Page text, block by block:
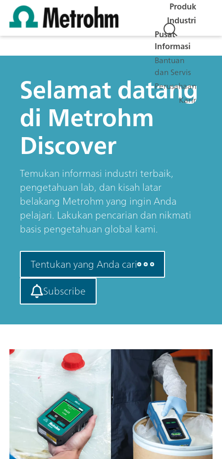
Produk
Industri
Pusat
Informasi
Bantuan
dan Servis
Perusahaan
Karir
Selamat datang
di Metrohm
Discover
Temukan informasi industri terbaik,
pengetahuan lab, dan kisah latar
belakang Metrohm yang ingin Anda
pelajari. Lakukan pencarian dan nikmati
basis pengetahuan global kami.
Tentukan yang Anda cari
Subscribe